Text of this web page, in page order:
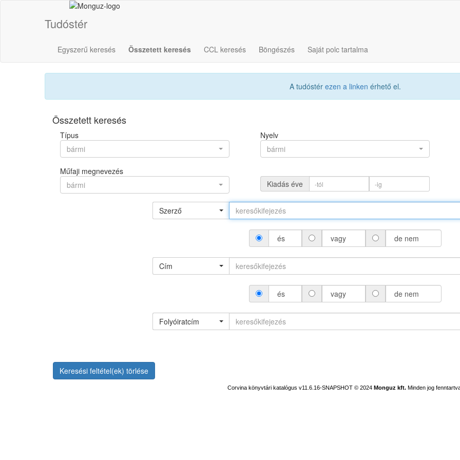
Tudóstér
Egyszerű keresés Összetett keresés CCL keresés Böngészés Saját polc tartalma
A tudóstér ezen a linken érhető el.
Összetett keresés
Típus
bármi
Nyelv
bármi
Műfaji megnevezés
bármi
Kiadás éve
Szerző
és vagy de nem
Cím
és vagy de nem
Folyóiratcím
Keresési feltétel(ek) törlése
Corvina könyvtári katalógus v11.6.16-SNAPSHOT © 2024 Monguz kft. Minden jog